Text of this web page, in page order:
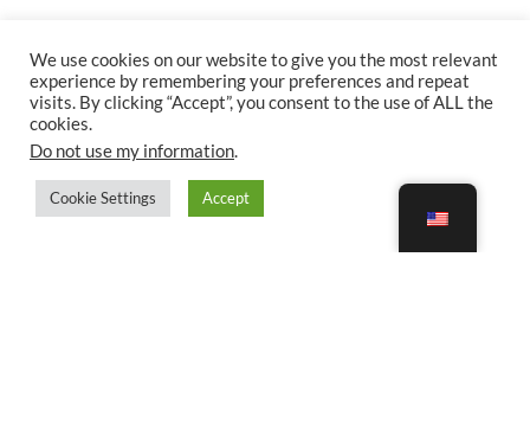
We use cookies on our website to give you the most relevant
experience by remembering your preferences and repeat
visits. By clicking “Accept”, you consent to the use of ALL the
cookies.
Do not use my information.
Cookie Settings Accept